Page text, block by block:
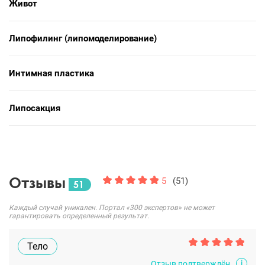
Живот
Липофилинг (липомоделирование)
Интимная пластика
Липосакция
Отзывы 51 5 (51)
Каждый случай уникален. Портал «300 экспертов» не может
гарантировать определенный результат.
Тело